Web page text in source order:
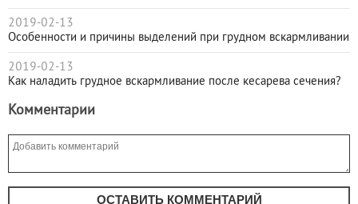
2019-02-13
Особенности и причины выделений при грудном вскармливании
2019-02-13
Как наладить грудное вскармливание после кесарева сечения?
Комментарии
ОСТАВИТЬ КОММЕНТАРИЙ